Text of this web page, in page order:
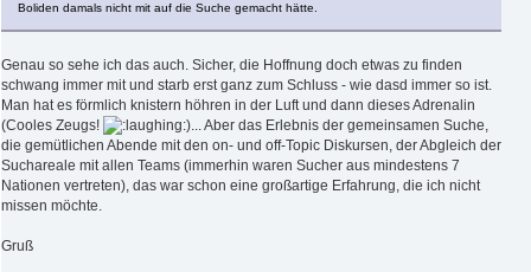
Boliden damals nicht mit auf die Suche gemacht hätte.
Genau so sehe ich das auch. Sicher, die Hoffnung doch etwas zu finden
schwang immer mit und starb erst ganz zum Schluss - wie dasd immer so ist.
Man hat es förmlich knistern höhren in der Luft und dann dieses Adrenalin
(Cooles Zeugs!
)... Aber das Erlebnis der gemeinsamen Suche,
die gemütlichen Abende mit den on- und off-Topic Diskursen, der Abgleich der
Suchareale mit allen Teams (immerhin waren Sucher aus mindestens 7
Nationen vertreten), das war schon eine großartige Erfahrung, die ich nicht
missen möchte.
Gruß